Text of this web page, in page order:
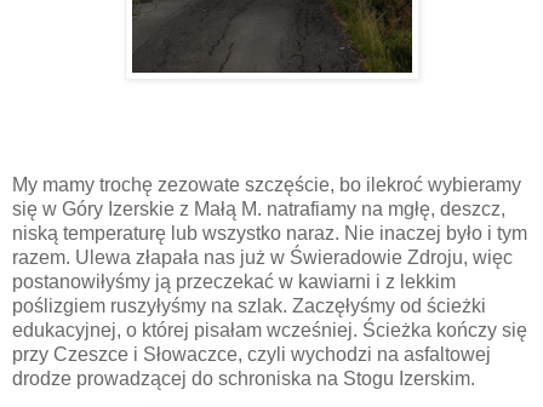
My mamy trochę zezowate szczęście, bo ilekroć wybieramy
się w Góry Izerskie z Małą M. natrafiamy na mgłę, deszcz,
niską temperaturę lub wszystko naraz. Nie inaczej było i tym
razem. Ulewa złapała nas już w Świeradowie Zdroju, więc
postanowiłyśmy ją przeczekać w kawiarni i z lekkim
poślizgiem ruszyłyśmy na szlak. Zaczęłyśmy od ścieżki
edukacyjnej, o której pisałam wcześniej. Ścieżka kończy się
przy Czeszce i Słowaczce, czyli wychodzi na asfaltowej
drodze prowadzącej do schroniska na Stogu Izerskim.